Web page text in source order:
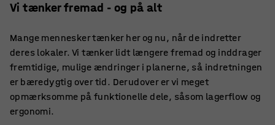
Vi tænker fremad - og på alt
Mange mennesker tænker her og nu, når de indretter
deres lokaler. Vi tænker lidt længere fremad og inddrager
fremtidige, mulige ændringer i planerne, så indretningen
er bæredygtig over tid. Derudover er vi meget
opmærksomme på funktionelle dele, såsom lagerflow og
ergonomi.